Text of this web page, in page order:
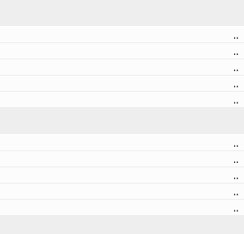
..
..
..
..
..
..
..
..
..
..